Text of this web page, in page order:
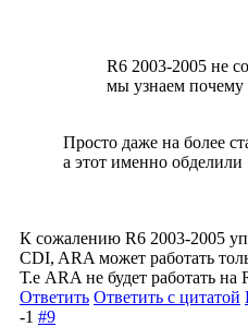
R6 2003-2005 не
мы узнаем почему
Просто даже на более
а этот именно обделили
К сожалению R6 2003-2005
CDI, ARA может работать
Т.е ARA не будет работать на
Ответить Ответить с цитатой
-1 #9